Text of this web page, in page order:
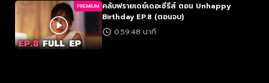
PREMIUM คลับฟรายเดย์เดอะซีรีส์ ตอน Unhappy
Birthday EP.8 (ตอนจบ)
0:59:48 นาที